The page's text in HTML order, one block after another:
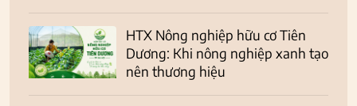
HTX Nông nghiệp hữu cơ Tiên
Dương: Khi nông nghiệp xanh tạo
nên thương hiệu